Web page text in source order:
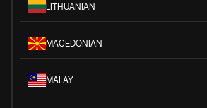
LITHUANIAN
MACEDONIAN
MALAY